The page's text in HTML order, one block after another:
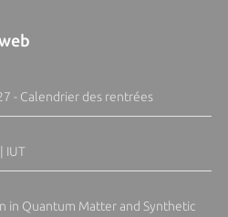
- Calendrier des rentrées
IUT
in Quantum Matter and Synthetic